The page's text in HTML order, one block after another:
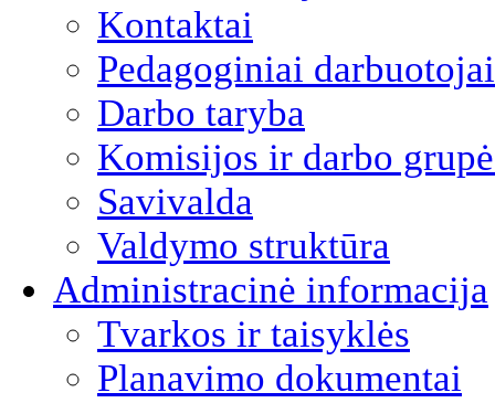
Kontaktai
Pedagoginiai darbuotojai
Darbo taryba
Komisijos ir darbo
Savivalda
Valdymo struktūra
Administracinė informacija
Tvarkos ir taisyklės
Planavimo dokumentai